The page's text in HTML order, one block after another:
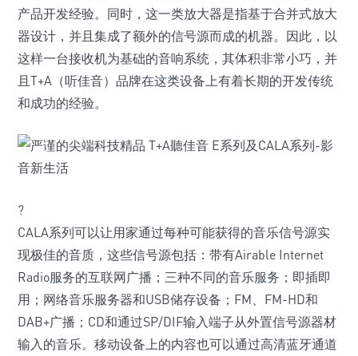
产品开发经验。同时，这一类放大器是指基于合并式放大
器设计，并且集成了额外的信号源而成的机器。因此，以
这样一台接收机为基础的音响系统，其体积非常小巧，并
且T+A（听佳音）品牌在这类设备上有着长期的开发传统
和成功的经验。
?
CALA系列可以让用家通过每种可能获得的音乐信号源实
现极佳的音质，这些信号源包括：带有Airable Internet
Radio服务的互联网广播；三种不同的音乐服务；即插即
用；网络音乐服务器和USB储存设备；FM、FM-HD和
DAB+广播；CD和通过SP/DIF输入端子从外置信号源器材
输入的音乐。移动设备上的内容也可以通过高清蓝牙通道